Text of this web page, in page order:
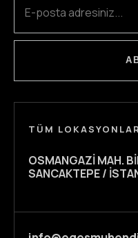
TÜM
OSMANGAZI MAH.
SANCAKTEPE /